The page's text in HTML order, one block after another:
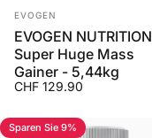
Anbieter:
EVOGEN
EVOGEN NUTRITION
Super Huge Mass
Gainer - 5,44kg
CHF 129.90
Sparen Sie 9%